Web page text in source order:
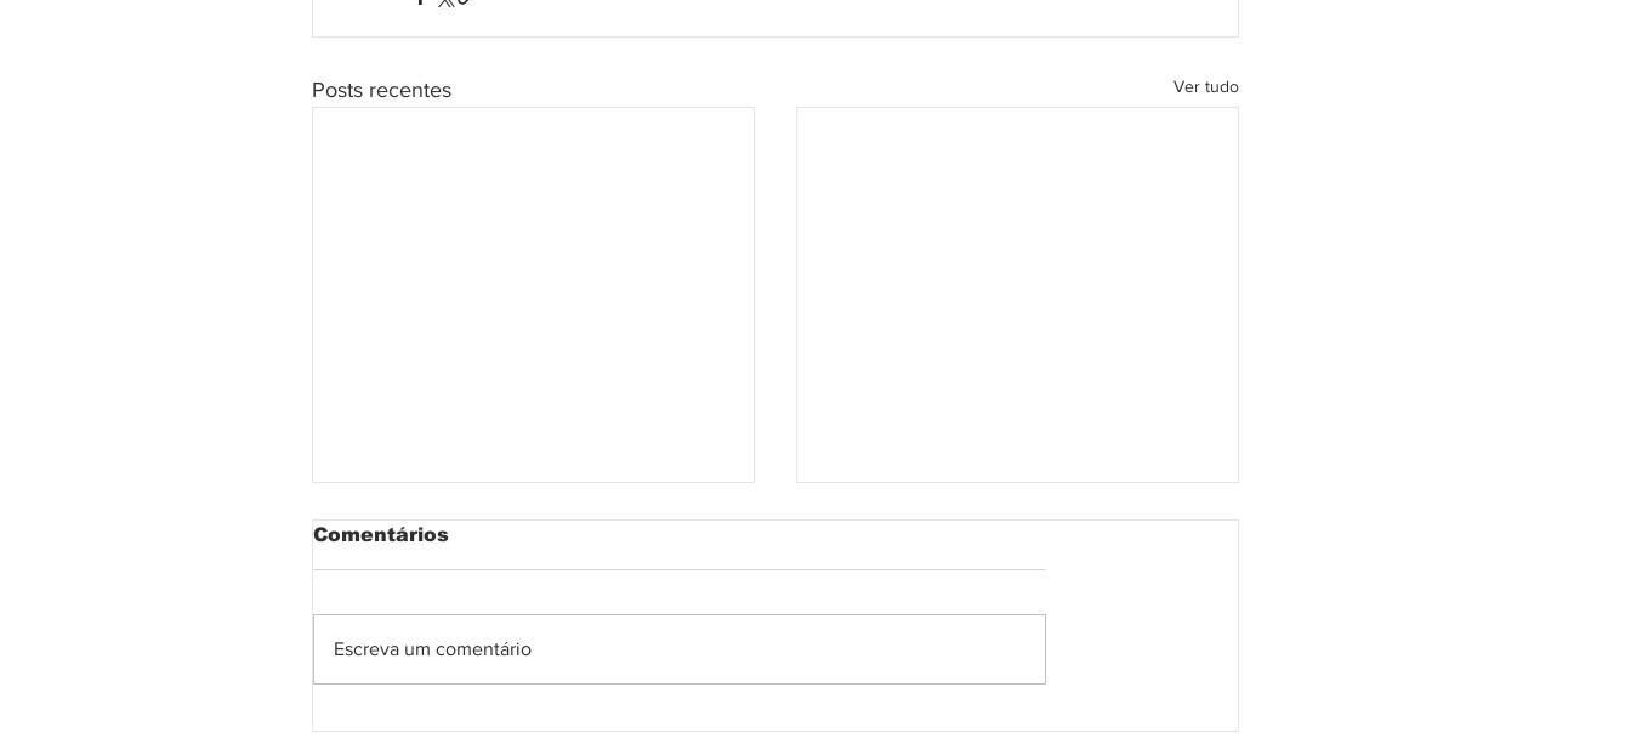
Posts recentes Ver tudo
Comentários
Escreva um comentário